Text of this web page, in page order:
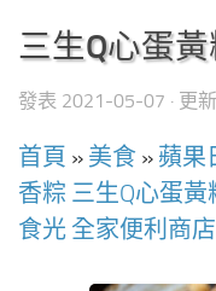
三生Q心蛋
發表 2021-05-07 · 更新
首頁 » 美食 » 蘋果
香粽 三生Q心蛋
食光 全家便利商店